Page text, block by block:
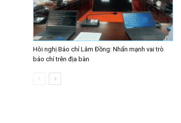
Hôi nghị Báo chí Lâm Đồng: Nhấn mạnh vai trò
báo chí trên địa bàn